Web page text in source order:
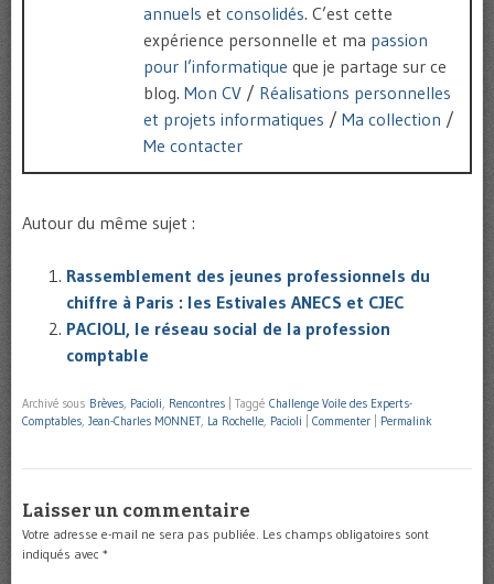
annuels et consolidés. C’est cette
expérience personnelle et ma passion
pour l’informatique que je partage sur ce
blog. Mon CV / Réalisations personnelles
et projets informatiques / Ma collection /
Me contacter
Autour du même sujet :
Rassemblement des jeunes professionnels du
chiffre à Paris : les Estivales ANECS et CJEC
PACIOLI, le réseau social de la profession
comptable
Archivé sous Brèves, Pacioli, Rencontres Taggé Challenge Voile des Experts-
Comptables, Jean-Charles MONNET, La Rochelle, Pacioli Commenter Permalink
Laisser un commentaire
Votre adresse e-mail ne sera pas publiée. Les champs obligatoires sont
indiqués avec *